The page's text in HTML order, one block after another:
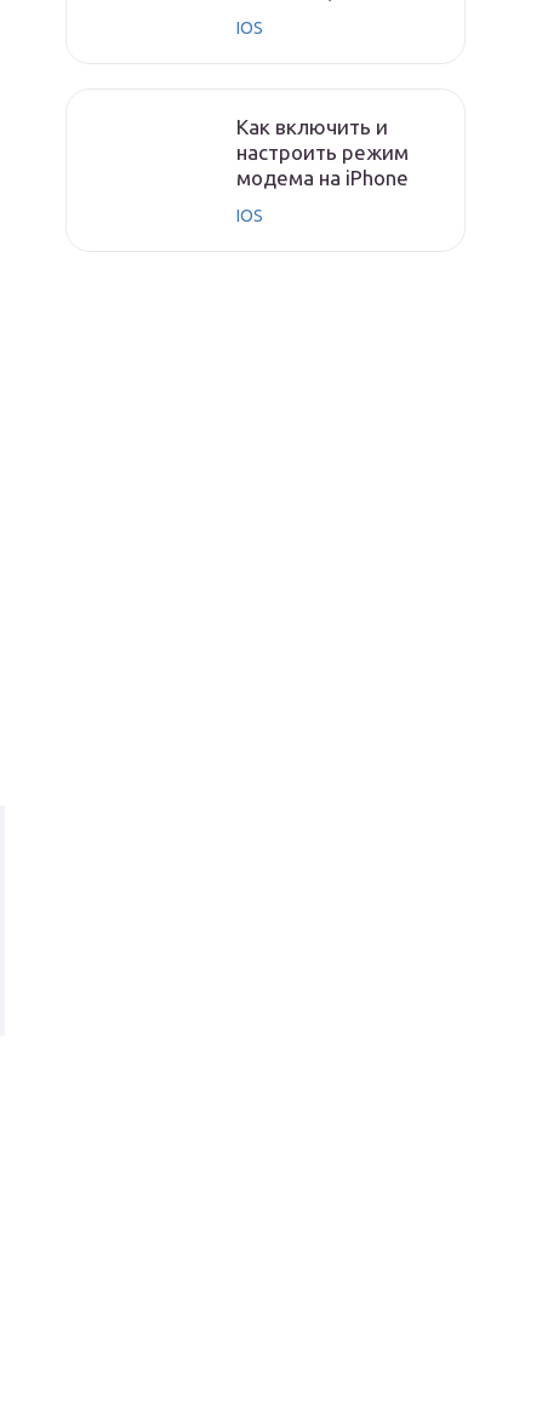
IOS
Как включить и
настроить режим
модема на iPhone
IOS